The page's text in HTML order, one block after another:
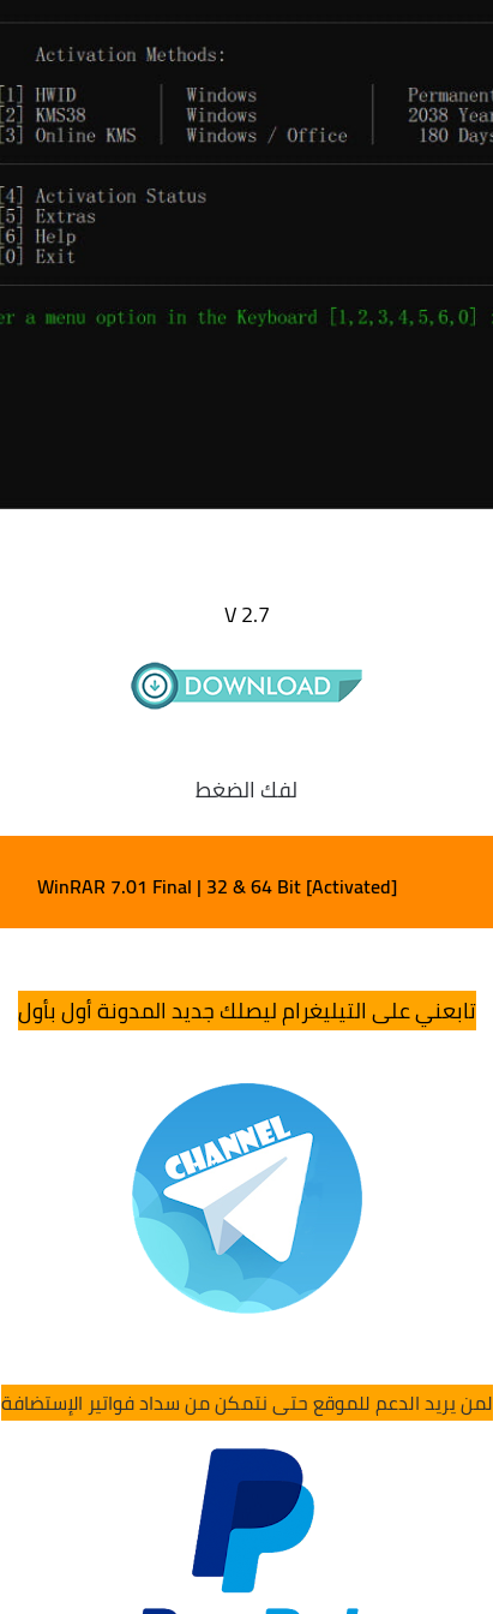
V 2.7
لفك الضغط
WinRAR 7.01 Final | 32 & 64 Bit [Activated]
تابعني على التيليغرام ليصلك جديد المدونة أول بأول
لمن يريد الدعم للموقع حتى نتمكن من سداد فواتير الإستضافة